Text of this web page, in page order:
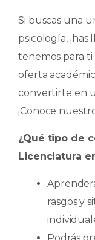
Si buscas una
psicología,
tenemos para ti
oferta
convertirte en
¡Conoce
¿Qué tipo de
Licenciatura
rasgos y